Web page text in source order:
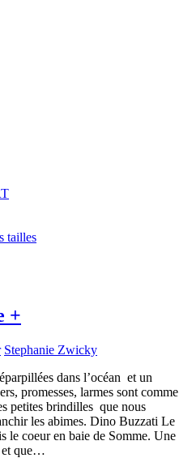
tailles
+
Stephanie Zwicky
dans l’océan et un
promesses, larmes sont comme
petites brindilles que nous
les abimes. Dino Buzzati Le
le coeur en baie de Somme. Une
et que…